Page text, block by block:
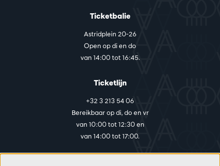
Ticketbalie
Astridplein 20-26
Open op di en do
van 14:00 tot 16:45.
Ticketlijn
+32 3 213 54 06
Bereikbaar op di, do en vr
van 10:00 tot 12:30 en
van 14:00 tot 17:00.